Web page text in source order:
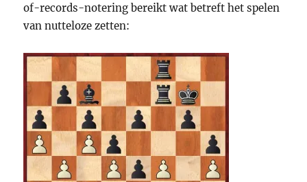
of-records-notering bereikt wat betreft het spelen
van nutteloze zetten: